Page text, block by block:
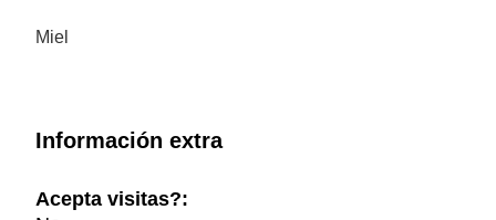
Miel
Información extra
Acepta visitas?: